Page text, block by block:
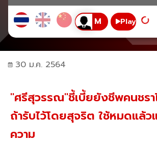
Play
30 ม.ค. 2564
"ศรีสุวรรณ"ชี้เบี้ยยังชีพคนชร
ถ้ารับไว้โดยสุจริต ใช้หมดแล้ว
ความ